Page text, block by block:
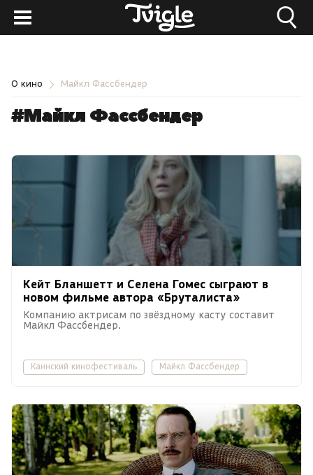
О кино Майкл Фассбендер
#Майкл Фассбендер
Кейт Бланшетт и Селена Гомес сыграют в
новом фильме автора «Бруталиста»
Компанию актрисам по звёздному касту составит
Майкл Фассбендер.
Каннский кинофестиваль Майкл Фассбендер